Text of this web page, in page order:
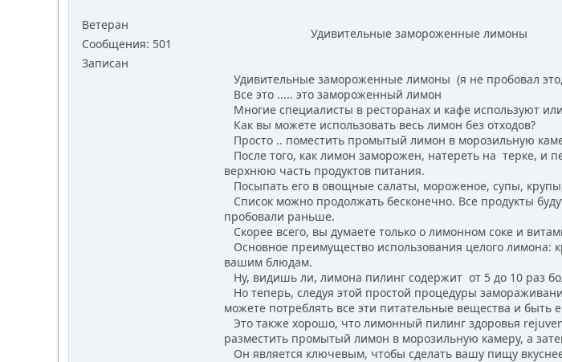
Ветеран
Сообщения: 501
Записан
Удивительные замороженныe лимоны
Удивительные замороженныe лимоны (я не пробовал это,
Все это ..... это замороженный лимон
Многие специалисты в ресторанах и кафе используют
Как вы можете использовать весь лимон без отходов?
Просто .. поместить промытый лимон в морозильную
После того, как лимон заморожен, натереть на терке, и
верхнюю часть продуктов питания.
Посыпать его в овощные салаты, мороженое, супы,
Список можно продолжать бесконечно. Все продукты
пробовали раньше.
Скорее всего, вы думаете только о лимонном соке и
Основное преимущество использования целого лимона:
вашим блюдам.
Ну, видишь ли, лимона пилинг содержит от 5 до 10 раз
Но теперь, следуя этой простой процедуры
можете потреблять все эти питательные вещества и быть
Это также хорошо, что лимонный пилинг здоровья
разместить промытый лимон в морозильную камеру, а
Он является ключевым, чтобы сделать вашу пищу